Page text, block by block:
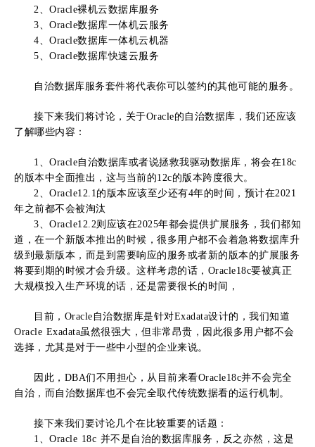
2、Oracle裸机云数据库服务
3、Oracle数据库一体机云服务
4、Oracle数据库一体机云机器
5、Oracle数据库快速云服务
自治数据库服务套件将代表你可以签约的其他可能的服务。
接下来我们将讨论，关于Oracle的自治数据库，我们还应该
了解哪些内容：
1、Oracle自治数据库或者说拯救我驱动数据库，将会在18c
的版本中全面推出，这与当前的12c的版本跨度很大。
2、Oracle12.1的版本应该至少还有4年的时间，预计在2021
年之前都不会被淘汰
3、Oracle12.2则应该在2025年都会提供扩展服务，我们都知
道，在一个新版本推出的时候，很多用户都不会着急将数据库升
级到最新版本，而是到需要响应的服务或者新的版本的扩展服务
将要到期的时候才会升级。这样考虑的话，Oracle18c要被真正
大规模投入生产环境的话，还是需要很长的时间，
目前，Oracle自治数据库是针对Exadata设计的，我们知道
Oracle Exadata虽然很强大，但非常昂贵，因此很多用户都不会
选择，尤其是对于一些中小型的企业来说。
因此，DBA们不用担心，从目前来看Oracle18c并不会完全
自治，而自治数据库也不会完全取代传统数据看的运行机制。
接下来我们要讨论几个在比较重要的话题：
1、Oracle 18c 并不是自治的数据库服务，反之亦然，这是